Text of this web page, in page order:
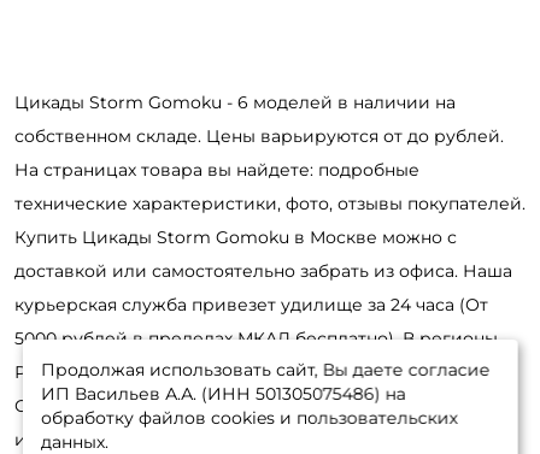
Цикады Storm Gomoku - 6 моделей в наличии на
собственном складе. Цены варьируются от до рублей.
На страницах товара вы найдете: подробные
технические характеристики, фото, отзывы покупателей.
Купить Цикады Storm Gomoku в Москве можно с
доставкой или самостоятельно забрать из офиса. Наша
курьерская служба привезет удилище за 24 часа (От
5000 рублей в пределах МКАД бесплатно). В регионы
России отправка на следующий день после заказа.
Оформить заявку удобнее онлайн, в интернет-магазине
или по телефону. Обработка занимает не более 30
Продолжая использовать сайт, Вы даете согласие
ИП Васильев А.А. (ИНН 501305075486) на
обработку файлов cookies и пользовательских
данных.